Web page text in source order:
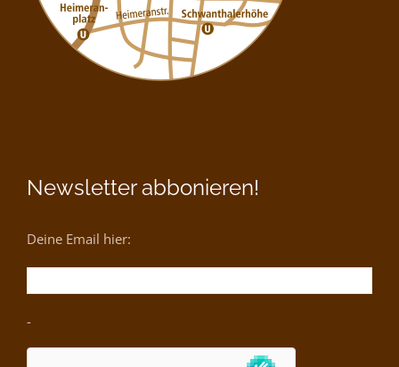
Newsletter abbonieren!
Deine Email hier:
-